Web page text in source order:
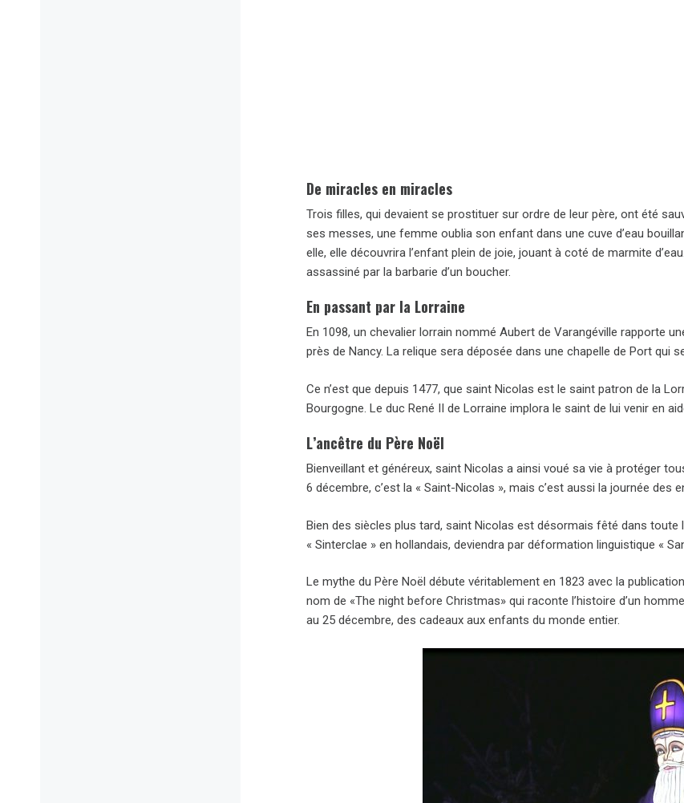
De miracles en miracles
Trois filles, qui devaient se prostituer sur ordre de leur père, ont été
ses messes, une femme oublia son enfant dans une cuve d’eau
elle, elle découvrira l’enfant plein de joie, jouant à coté de marmite
assassiné par la barbarie d’un boucher.
En passant par la Lorraine
En 1098, un chevalier lorrain nommé Aubert de Varangéville rapporte
près de Nancy. La relique sera déposée dans une chapelle de Port qui
Ce n’est que depuis 1477, que saint Nicolas est le saint patron de la
Bourgogne. Le duc René II de Lorraine implora le saint de lui venir en
L’ancêtre du Père Noël
Bienveillant et généreux, saint Nicolas a ainsi voué sa vie à protéger
6 décembre, c’est la « Saint-Nicolas », mais c’est aussi la journée des
Bien des siècles plus tard, saint Nicolas est désormais fêté dans toute
« Sinterclae » en hollandais, deviendra par déformation linguistique «
Le mythe du Père Noël débute véritablement en 1823 avec la
nom de «The night before Christmas» qui raconte l’histoire d’un
au 25 décembre, des cadeaux aux enfants du monde entier.